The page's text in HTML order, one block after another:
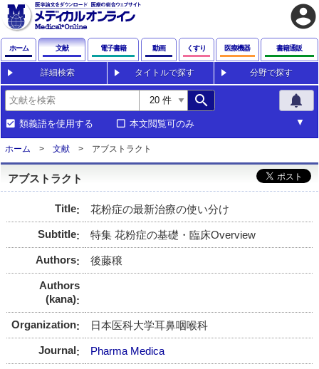
account_circle
ホーム 文献 電子書籍 動画 くすり 医療機器 書籍通販
詳細検索 タイトルで探す 分野で探す
search notifications
類義語を使用する 本文閲覧可のみ
ホーム 文献 アブストラクト
アブストラクト
Title 花粉症の最新治療の使い分け
Subtitle 特集 花粉症の基礎・臨床Overview
Authors 後藤穣
Authors
(kana)
Organization 日本医科大学耳鼻咽喉科
Journal Pharma Medica